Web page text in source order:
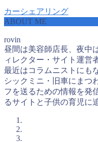
カーシェアリング
ABOUT ME
rovin
昼間は美容師店長、夜中
ィレクター・サイト運営
最近はコラムニストにも
シックミニ・旧車にまつ
フを送るための情報を発
るサイトと子供の育児に